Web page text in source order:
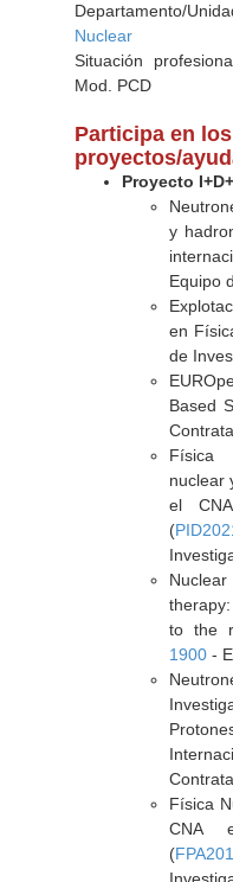
Departamento/
Nuclear
Situación
Mod. PCD
Participa en
proyectos/
Proyecto
y
Equipo
en
de
Based
Física
nuclear
el
(
to the
1900-
Física
CNA
(